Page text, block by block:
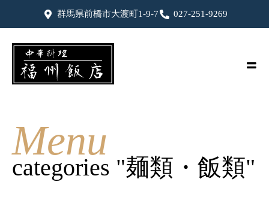
群馬県前橋市大渡町1-9-7 027-251-9269
Menu
categories "麺類・飯類"